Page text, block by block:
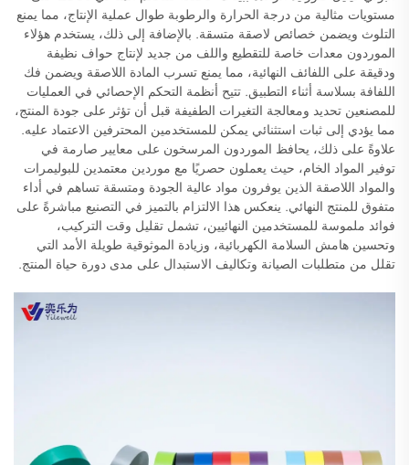
مستويات مثالية من درجة الحرارة والرطوبة طوال عملية الإنتاج، مما يمنع
التلوث ويضمن خصائص لاصقة متسقة. بالإضافة إلى ذلك، يستخدم هؤلاء
الموردون معدات خاصة للتقطيع واللف من جديد لإنتاج حواف نظيفة
ودقيقة على اللفائف النهائية، مما يمنع تسرب المادة اللاصقة ويضمن فك
اللفافة بسلاسة أثناء التطبيق. تتيح أنظمة التحكم الإحصائي في العمليات
للمصنعين تحديد ومعالجة التغيرات الطفيفة قبل أن تؤثر على جودة المنتج،
مما يؤدي إلى ثبات استثنائي يمكن للمستخدمين المحترفين الاعتماد عليه.
علاوةً على ذلك، يحافظ الموردون المرسخون على معايير صارمة في
توفير المواد الخام، حيث يعملون حصريًا مع موردين معتمدين للبوليمرات
والمواد اللاصقة الذين يوفرون مواد عالية الجودة ومتسقة تساهم في أداء
متفوق للمنتج النهائي. ينعكس هذا الالتزام بالتميز في التصنيع مباشرةً على
فوائد ملموسة للمستخدمين النهائيين، تشمل تقليل وقت التركيب،
وتحسين هامش السلامة الكهربائية، وزيادة الموثوقية طويلة الأمد التي
تقلل من متطلبات الصيانة وتكاليف الاستبدال على مدى دورة حياة المنتج.